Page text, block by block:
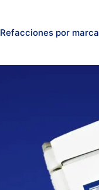
Refacciones por marca